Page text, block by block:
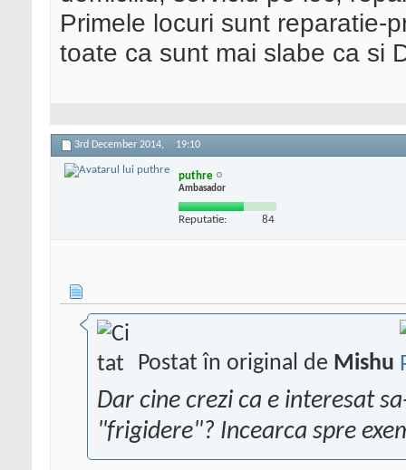
Primele locuri sunt reparatie-
toate ca sunt mai slabe ca si
3rd December 2014, 19:10
puthre
Ambasador
Reputatie: 84
Postat în original de Mishu
Dar cine crezi ca e interesat
"frigidere"? Incearca spre